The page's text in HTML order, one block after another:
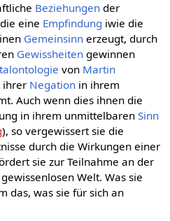
Beziehungender
eine Empfindung iwie die
Gemeinsinnerzeugt, durch
Gewissheitengewinnen
von Martin
ihrer Negationin ihrem
Auch wenn dies ihnen die
in ihrem unmittelbaren Sinn
), so vergewissert sie die
durch die Wirkungen einer
sie zur Teilnahme an der
Welt. Was sie
das, was sie für sich an